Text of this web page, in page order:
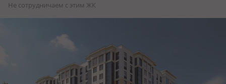
не сотрудничаем с этим ЖК